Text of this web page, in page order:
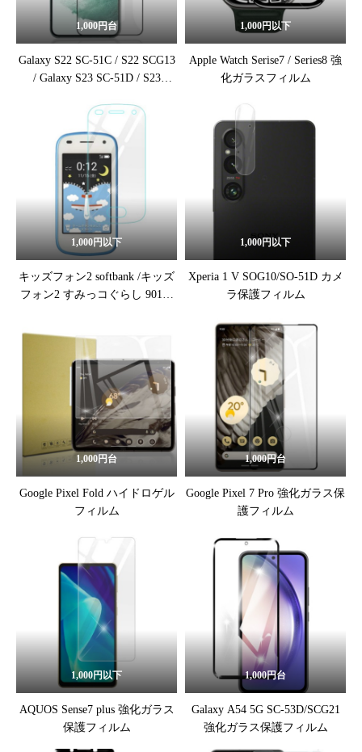
1,000円台
Galaxy S22 SC-51C / S22 SCG13
/ Galaxy S23 SC-51D / S23
1,000円以下
Apple Watch Serise7 / Series8 強
化ガラスフィルム
1,000円以下
キッズフォン2 softbank /キッズ
フォン2 すみっコぐらし 901SI
1,000円以下
Xperia 1 V SOG10/SO-51D カメ
ラ保護フィルム
1,000円台
Google Pixel Fold ハイドロゲル
フィルム
1,000円台
Google Pixel 7 Pro 強化ガラス保
護フィルム
1,000円以下
AQUOS Sense7 plus 強化ガラス
保護フィルム
1,000円台
Galaxy A54 5G SC-53D/SCG21
強化ガラス保護フィルム